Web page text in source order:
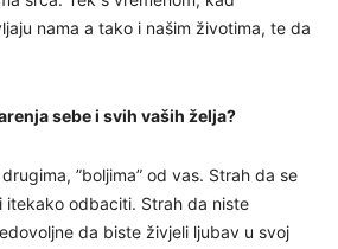
nama a tako i našim životima, te da
sebe i svih vaših želja?
”boljima” od vas. Strah da se
itekako odbaciti. Strah da niste
da biste živjeli ljubav u svoj